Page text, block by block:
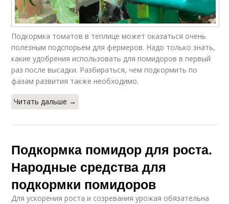
Подкормка томатов в теплице может оказаться очень
полезным подспорьем для фермеров. Надо только знать,
какие удобрения использовать для помидоров в первый
раз после высадки. Разбираться, чем подкормить по
фазам развития также необходимо.
Читать дальше →
Подкормка помидор для роста.
Народные средства для
подкормки помидоров
Для ускорения роста и созревания урожая обязательна